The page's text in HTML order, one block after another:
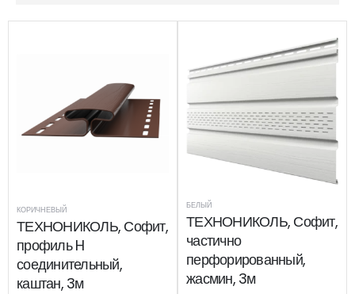
КОРИЧНЕВЫЙ
ТЕХНОНИКОЛЬ, Софит,
профиль H
соединительный,
каштан, 3м
БЕЛЫЙ
ТЕХНОНИКОЛЬ, Софит,
частично
перфорированный,
жасмин, 3м